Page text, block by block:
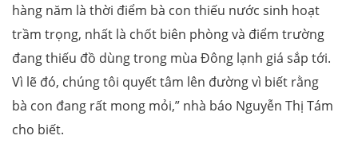
hàng năm là thời điểm bà con thiếu nước sinh hoạt
trầm trọng, nhất là chốt biên phòng và điểm trường
đang thiếu đồ dùng trong mùa Đông lạnh giá sắp tới.
Vì lẽ đó, chúng tôi quyết tâm lên đường vì biết rằng
bà con đang rất mong mỏi,” nhà báo Nguyễn Thị Tám
cho biết.